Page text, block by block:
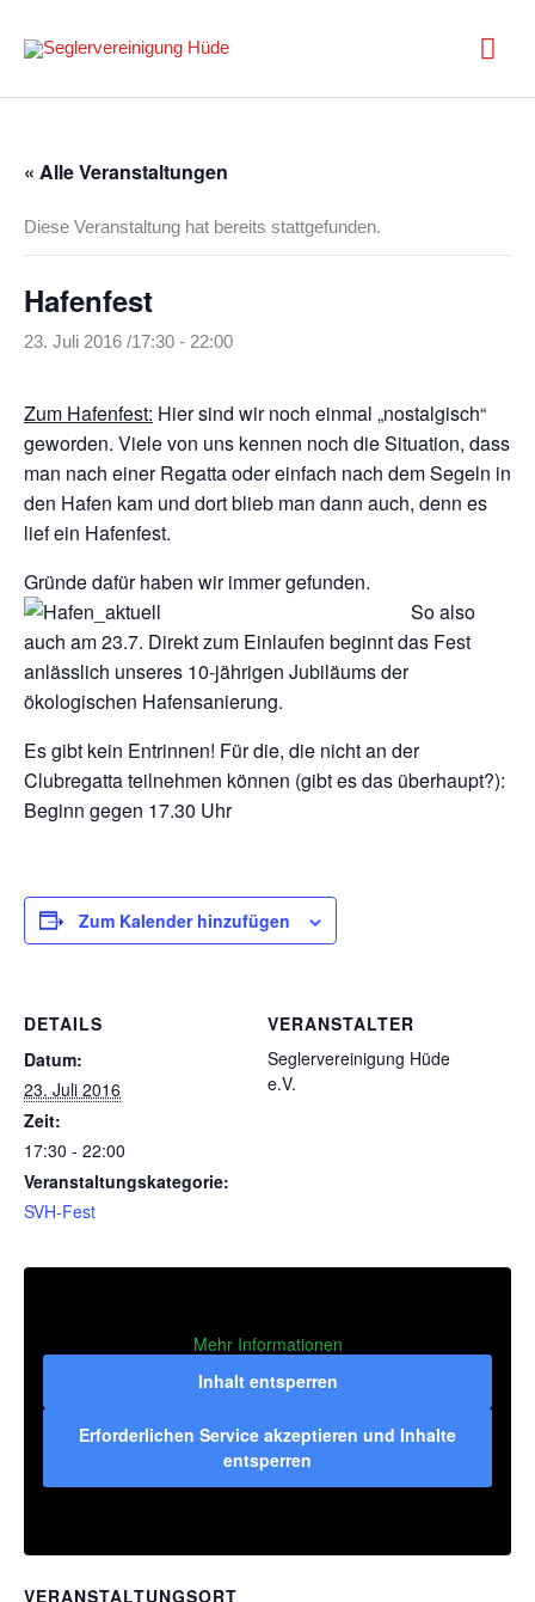
Inhalt
springen
« Alle Veranstaltungen
Diese Veranstaltung hat bereits stattgefunden.
Hafenfest
23. Juli 2016 /17:30 - 22:00
Zum Hafenfest: Hier sind wir noch einmal „nostalgisch“
geworden. Viele von uns kennen noch die Situation, dass
man nach einer Regatta oder einfach nach dem Segeln in
den Hafen kam und dort blieb man dann auch, denn es
lief ein Hafenfest.
Gründe dafür haben wir immer gefunden.
So also
auch am 23.7. Direkt zum Einlaufen beginnt das Fest
anlässlich unseres 10-jährigen Jubiläums der
ökologischen Hafensanierung.
Es gibt kein Entrinnen! Für die, die nicht an der
Clubregatta teilnehmen können (gibt es das überhaupt?):
Beginn gegen 17.30 Uhr
Zum Kalender hinzufügen
DETAILS
Datum:
23. Juli 2016
Zeit:
17:30 - 22:00
Veranstaltungskategorie:
SVH-Fest
VERANSTALTER
Seglervereinigung Hüde
e.V.
VERANSTALTUNGSORT
Mehr Informationen
Inhalt entsperren
Erforderlichen Service akzeptieren und Inhalte
entsperren